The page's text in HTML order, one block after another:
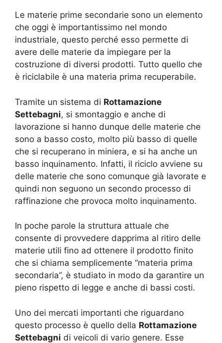
Le materie prime secondarie sono un elemento
che oggi è importantissimo nel mondo
industriale, questo perché esso permette di
avere delle materie da impiegare per la
costruzione di diversi prodotti. Tutto quello che
è riciclabile è una materia prima recuperabile.
Tramite un sistema di Rottamazione
Settebagni, si smontaggio e anche di
lavorazione si hanno dunque delle materie che
sono a basso costo, molto più basso di quelle
che si recuperano in miniera, e si ha anche un
basso inquinamento. Infatti, il riciclo avviene su
delle materie che sono comunque già lavorate e
quindi non seguono un secondo processo di
raffinazione che provoca molto inquinamento.
In poche parole la struttura attuale che
consente di provvedere dapprima al ritiro delle
materie utili fino ad ottenere il prodotto finito
che si chiama semplicemente “materia prima
secondaria”, è studiato in modo da garantire un
pieno rispetto di legge e anche di bassi costi.
Uno dei mercati importanti che riguardano
questo processo è quello della Rottamazione
Settebagni di veicoli di vario genere. Esse